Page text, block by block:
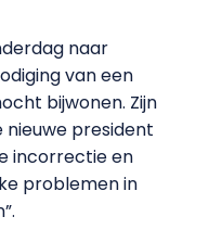
naar
van een
bijwonen. Zijn
nieuwe president
incorrectie en
problemen in